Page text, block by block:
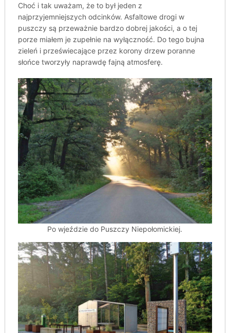
Choć i tak uważam, że to był jeden z
najprzyjemniejszych odcinków. Asfaltowe drogi w
puszczy są przeważnie bardzo dobrej jakości, a o tej
porze miałem je zupełnie na wyłączność. Do tego bujna
zieleń i przeświecające przez korony drzew poranne
słońce tworzyły naprawdę fajną atmosferę.
Po wjeździe do Puszczy Niepołomickiej.